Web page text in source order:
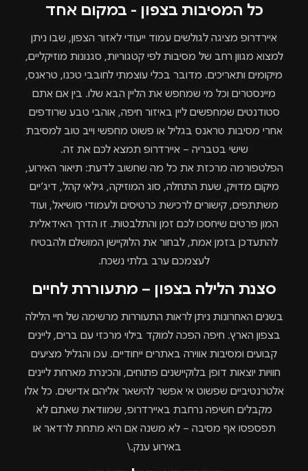
כל המסיבות בצפון - במקום אחד
איירדרופ מציגה לגולשים עמוד ייעודי לאזור הצפון, שבו ניתן
למצוא מגוון רחב של מסיבות לפי קטגוריות, סגנונות מוזיקליים,
מיקומים ותאריכים. מדובר בכלי עוצמתי לחובבי טכנו, טראנס,
מיינסטרים וכל מי שמחפש את הליין הבא שלו. בין אם אתם
סטודנטים שמחפשים ליין באיזור חיפה, אוהבי טבע שרודפים
אחרי מסיבות טראנס בגליל או פשוט מחפשי וייב טוב למסיבת
שישי בטבריה – איירדרופ תמצא לכם את זה.
הפלטפורמה מרכזת את כל מה שחשוב לדעת: תיאור האירוע,
מיקום מדויק, שעת התחלה, סוג המוזיקה, גילאי קהל, דיג’יים
משתתפים, קישורים לרכישת כרטיסים ולעמודי סושיאל, ועוד
המון פרטים שיחסכו לכם זמן והתלבטות. זו הדרך האידאלית
להתעדכן בזמן אמת, לבחור את הלוקיישן המושלם ולהבטיח
לעצמכם ערב בלתי נשכח.
סצנת הלילה בצפון – מתעוררת לחיים
בשנים האחרונות ניתן לראות התעוררות מרשימה של חיי הלילה
בצפון הארץ. חיפה הפכה למוקד בילוי מרכזי עם ברים, ליינים
קבועים ומסיבות אווירה באתרים ייחודיים. עכו והגליל מציעים
חוויות יוצאות דופן בלוקיישנים פתוחים, והכינרת מארחת ליינים
אלטרנטיביים שפשוט אי אפשר להישאר אליהם אדישים. כל אלו
מקבלים חשיפה נרחבת באיירדרופ, שמוודאת שאתם לא
תפספסו אף מסיבה – לא משנה אם היא מתחת לרדאר או
באירוע ענק.\